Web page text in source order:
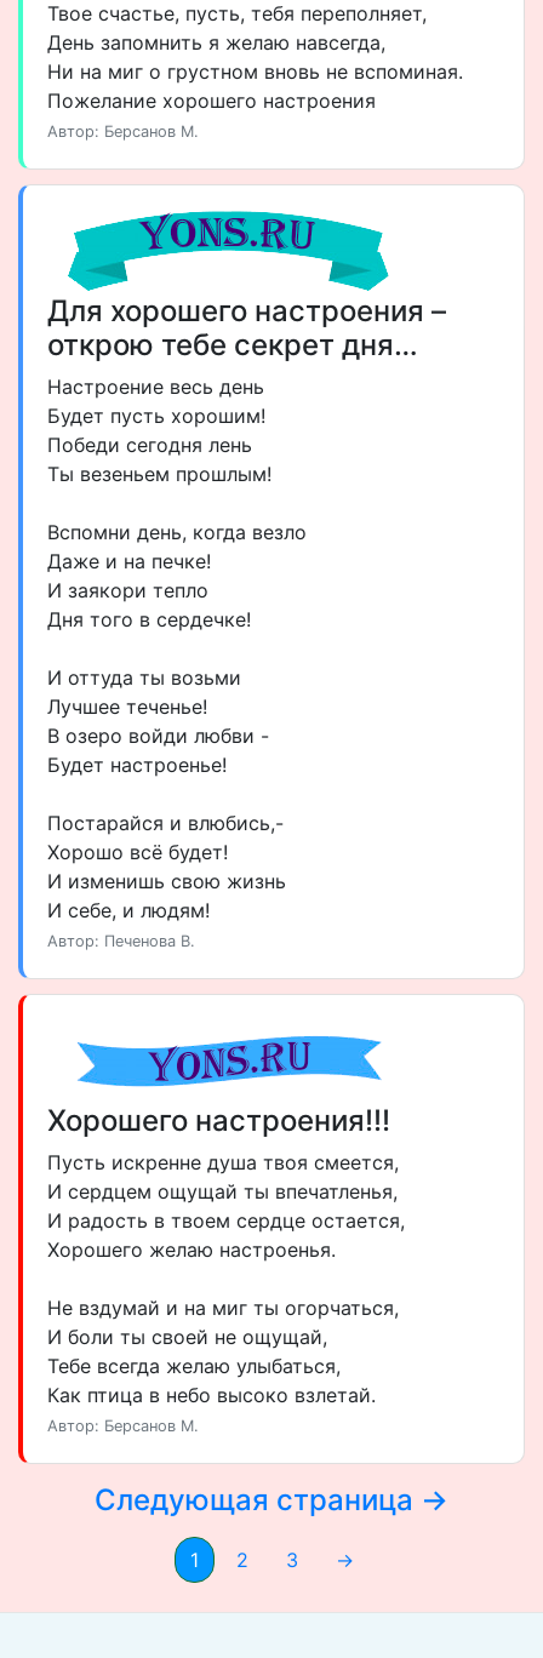
Твое счастье, пусть, тебя переполняет,
День запомнить я желаю навсегда,
Ни на миг о грустном вновь не вспоминая.
Пожелание хорошего настроения
Автор: Берсанов М.
Для хорошего настроения –
открою тебе секрет дня…
Настроение весь день
Будет пусть хорошим!
Победи сегодня лень
Ты везеньем прошлым!
Вспомни день, когда везло
Даже и на печке!
И заякори тепло
Дня того в сердечке!
И оттуда ты возьми
Лучшее теченье!
В озеро войди любви -
Будет настроенье!
Постарайся и влюбись,-
Хорошо всё будет!
И изменишь свою жизнь
И себе, и людям!
Автор: Печенова В.
Хорошего настроения!!!
Пусть искренне душа твоя смеется,
И сердцем ощущай ты впечатленья,
И радость в твоем сердце остается,
Хорошего желаю настроенья.
Не вздумай и на миг ты огорчаться,
И боли ты своей не ощущай,
Тебе всегда желаю улыбаться,
Как птица в небо высоко взлетай.
Автор: Берсанов М.
Следующая страница →
1 2 3 →